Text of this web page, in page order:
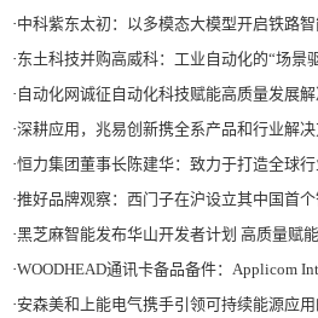
·中科紫东太初：以多模态大模型开启铁路
·东土科技并购高威科：工业自动化的“场景
· 自动化网诚征自动化科技赋能高质量发展
·深耕应用，兆易创新携全系产品和行业解
·恒力集团董事长陈建华：致力于打造全球行业标杆，为国家的经济高质量发展贡
·推好品牌观察：西门子在沪设立其中国首个
·黑芝麻智能发布华山开发者计划 高质量赋
·WOODHEAD通讯卡备品备件：Applicom
·安森美和上能电气携手引领可持续能源应用的发展 两家公司合作开发高性能